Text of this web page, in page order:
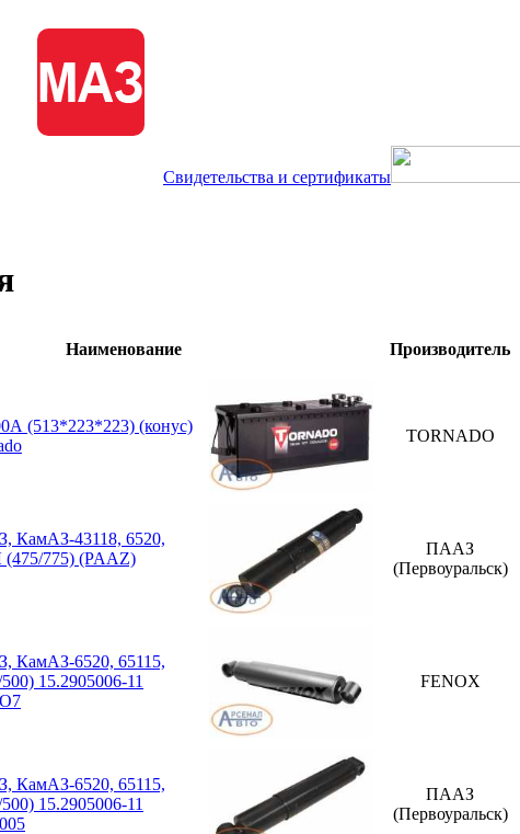
Свидетельства и сертификаты
Наименование Производитель
(513*223*223) (конус)
TORNADO
КамАЗ-43118, 6520,
775) (PAAZ)
ПААЗ
(Первоуральск)
КамАЗ-6520, 65115,
15.2905006-11
FENOX
КамАЗ-6520, 65115,
15.2905006-11
ПААЗ
(Первоуральск)